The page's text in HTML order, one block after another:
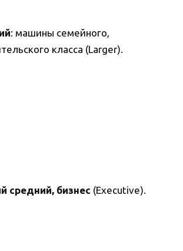
: машины семейного,
класса (Larger).
средний, бизнес (Executive).